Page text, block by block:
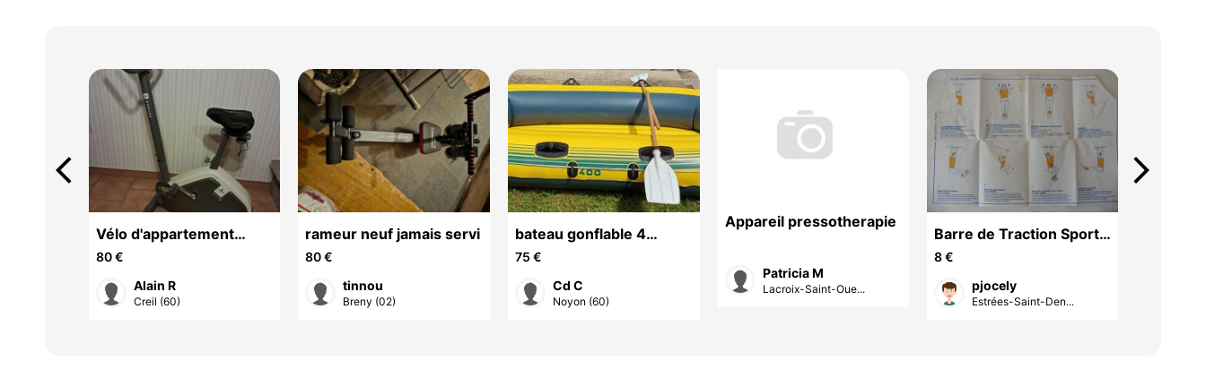
Vélo d'appartement
Domyos VM 430
80 €
Alain R
Creil (60)
rameur neuf jamais servi
80 €
tinnou
Breny (02)
bateau gonflable 4
personnes
75 €
Cd C
Noyon (60)
Appareil pressotherapie
Patricia M
Lacroix-Saint-Oue...
Barre de Traction Sport
avec notice Longueur
maxi 92 cm Long
8 €
pjocely
Estrées-Saint-Den...
arrow_back_ios arrow_forward_ios